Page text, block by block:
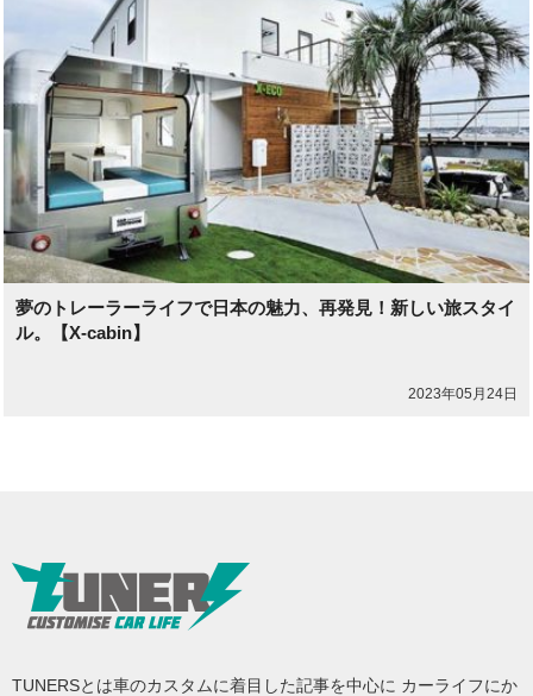
夢のトレーラーライフで日本の魅力、再発見！新しい旅スタイ
ル。【X-cabin】
2023年05月24日
TUNERSとは車のカスタムに着目した記事を中心に カーライフにか